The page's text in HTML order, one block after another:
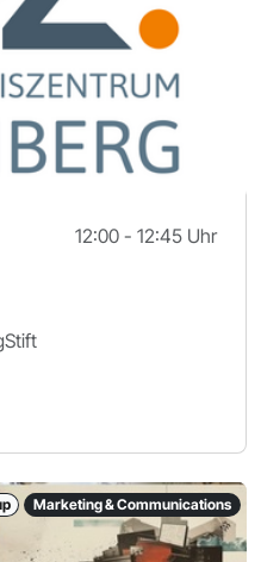
12:00 - 12:45 Uhr
Marketing & Communications